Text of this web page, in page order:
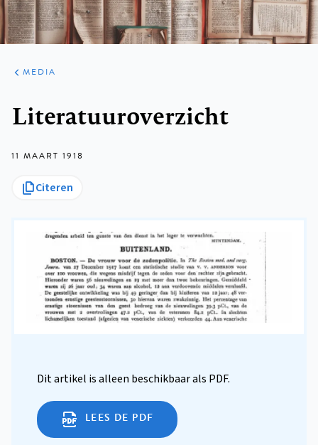
ARTIKELEN
VARIA
MEDIA
Literatuuroverzicht
11 MAART 1918
Citeren
Dit artikel is alleen beschikbaar als PDF.
LEES DE PDF